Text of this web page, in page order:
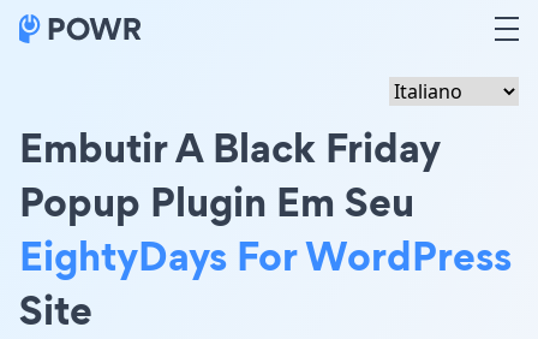
Embutir A Black Friday
Popup Plugin Em Seu
EightyDays For WordPress
Site